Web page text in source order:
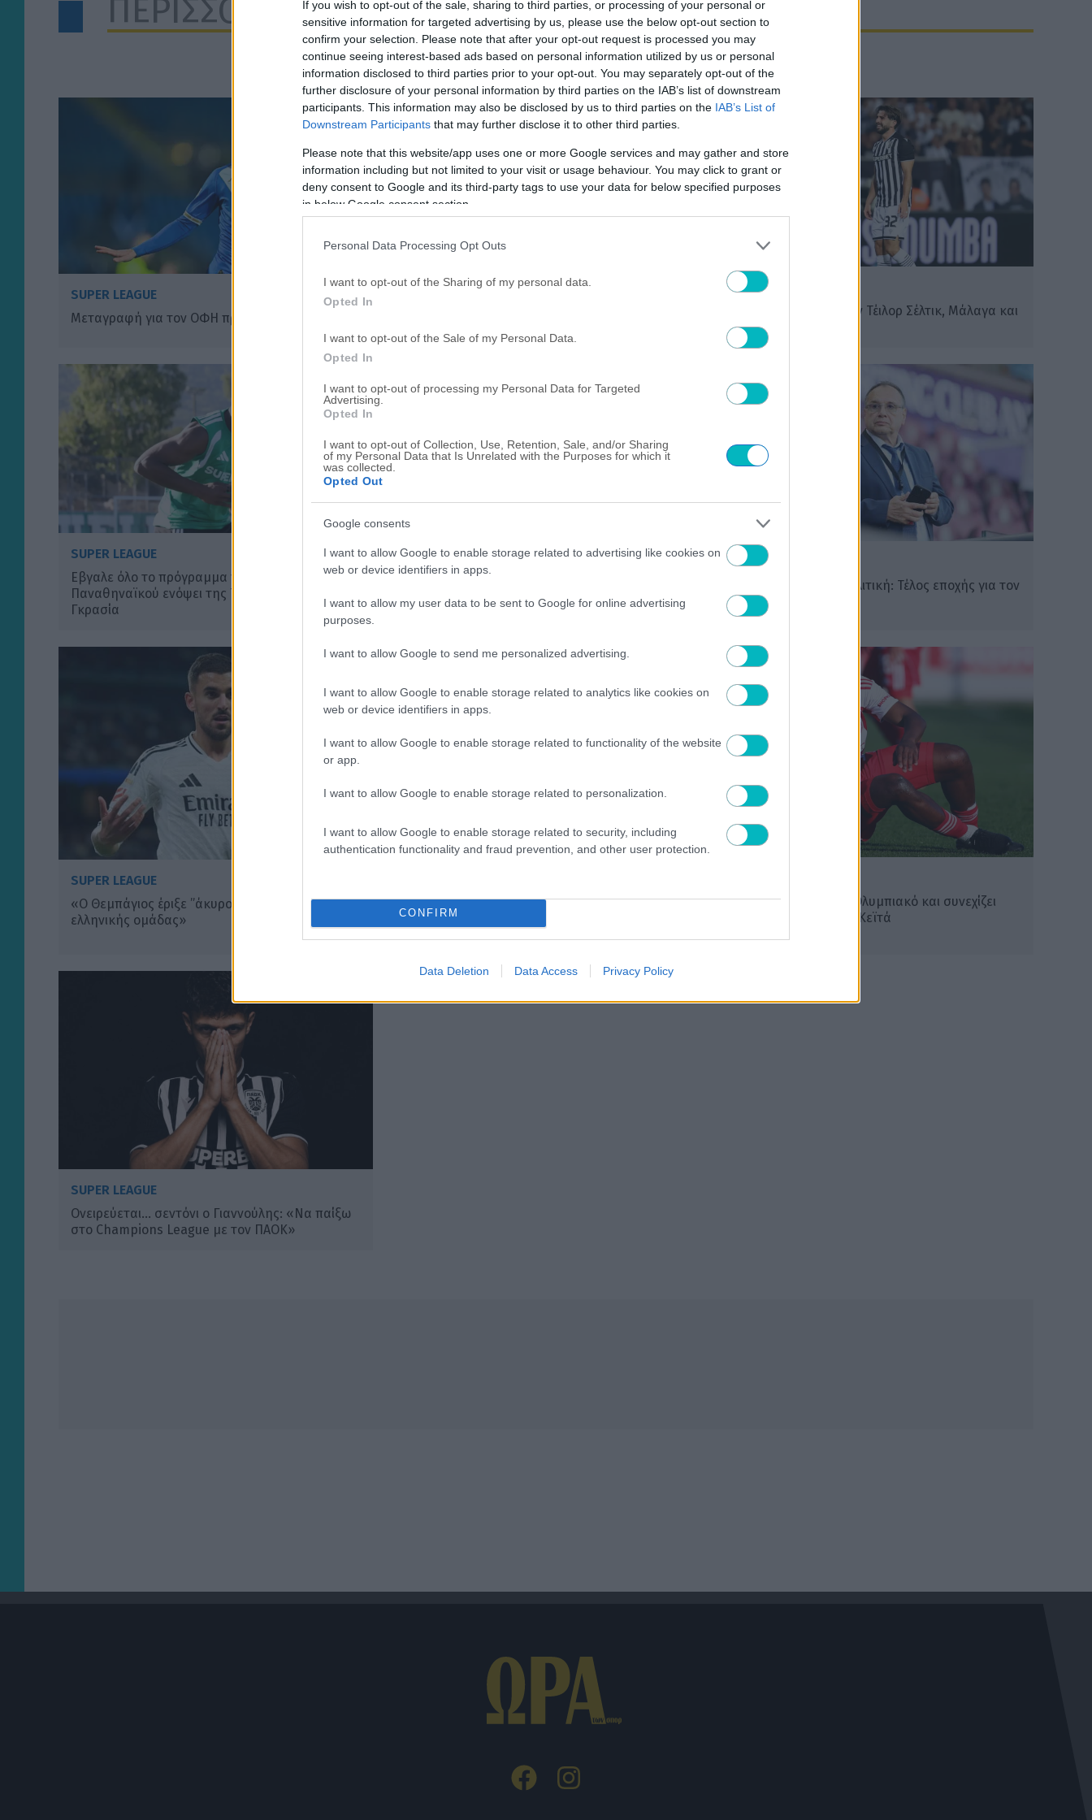
If you wish to opt-out of the sale, sharing to third parties, or processing of your personal or
sensitive information for targeted advertising by us, please use the below opt-out section to
confirm your selection. Please note that after your opt-out request is processed you may
continue seeing interest-based ads based on personal information utilized by us or personal
information disclosed to third parties prior to your opt-out. You may separately opt-out of the
further disclosure of your personal information by third parties on the IAB’s list of downstream
participants. This information may also be disclosed by us to third parties on the IAB’s List of
Downstream Participants that may further disclose it to other third parties.
Please note that this website/app uses one or more Google services and may gather and store
information including but not limited to your visit or usage behaviour. You may click to grant or
deny consent to Google and its third-party tags to use your data for below specified purposes
in below Google consent section.
Personal Data Processing Opt Outs
I want to opt-out of the Sharing of my personal data.
Opted In
I want to opt-out of the Sale of my Personal Data.
Opted In
I want to opt-out of processing my Personal Data for Targeted
Advertising.
Opted In
I want to opt-out of Collection, Use, Retention, Sale, and/or Sharing
of my Personal Data that Is Unrelated with the Purposes for which it
was collected.
Opted Out
Google consents
I want to allow Google to enable storage related to advertising like cookies on
web or device identifiers in apps.
I want to allow my user data to be sent to Google for online advertising
purposes.
I want to allow Google to send me personalized advertising.
I want to allow Google to enable storage related to analytics like cookies on
web or device identifiers in apps.
I want to allow Google to enable storage related to functionality of the website
or app.
I want to allow Google to enable storage related to personalization.
I want to allow Google to enable storage related to security, including
authentication functionality and fraud prevention, and other user protection.
CONFIRM
Data Deletion Data Access Privacy Policy
ΠΕΡΙΣΣΟΤΕΡΑ ΑΡΘΡΑ
SUPER LEAGUE
Μεταγραφή για τον ΟΦΗ πριν το Σούπερ Καπ!
SUPER LEAGUE
Στο προσκήνιο για τον Τέιλορ Σέλτικ, Μάλαγα και
Μπέρνλι
SUPER LEAGUE
Εβγαλε όλο το πρόγραμμα της προπόνησης του
Παναθηναϊκού ενόψει της ΤΣΚΚΑ 1948 ο Λιβάι
Γκρασία
SUPER LEAGUE
SUPER LEAGUE
Από την ΑΕΚ στην πολιτική: Τέλος εποχής για τον
Αλέξη Δέδε
SUPER LEAGUE
«Ο Θεμπάγιος έριξε ”άκυρο” σε πρόταση
ελληνικής ομάδας»
«Η Γαλατασαράι κατέθεσε πρόταση στον ΠΑΟΚ
για Κωνσταντέλια με δανεισμό και οψιόν
Αποχώρησε από τον Ολυμπιακό και συνεχίζει
στην Κύπρο ο Ντιμπί Κεϊτά
SUPER LEAGUE
Ονειρεύεται… σεντόνι ο Γιαννούλης: «Να παίξω
στο Champions League με τον ΠΑΟΚ»